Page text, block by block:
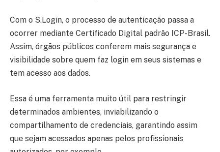
Com o S.Login, o processo de autenticação passa a
ocorrer mediante Certificado Digital padrão ICP-Brasil.
Assim, órgãos públicos conferem mais segurança e
visibilidade sobre quem faz login em seus sistemas e
tem acesso aos dados.
Essa é uma ferramenta muito útil para restringir
determinados ambientes, inviabilizando o
compartilhamento de credenciais, garantindo assim
que sejam acessados apenas pelos profissionais